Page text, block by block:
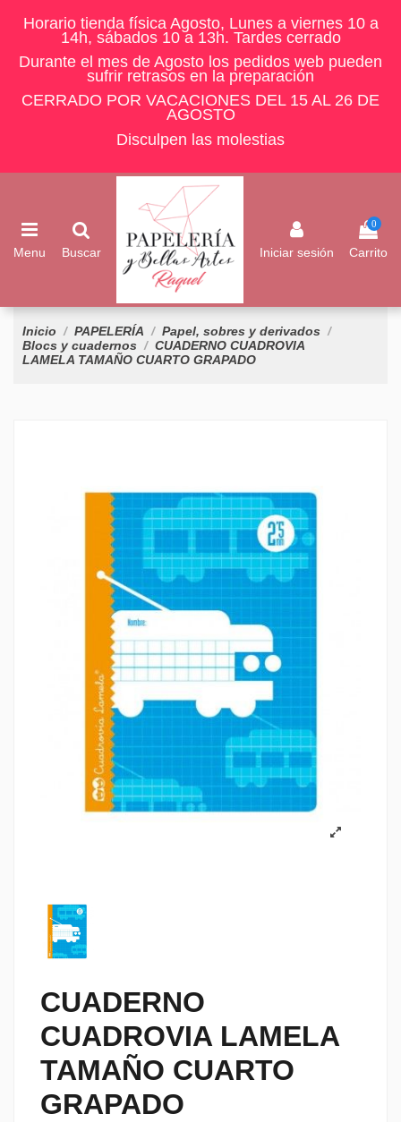
Horario tienda física Agosto, Lunes a viernes 10 a
14h, sábados 10 a 13h. Tardes cerrado
Durante el mes de Agosto los pedidos web pueden
sufrir retrasos en la preparación
CERRADO POR VACACIONES DEL 15 AL 26 DE
AGOSTO
Disculpen las molestias
Menu Buscar Iniciar sesión
0
Carrito
Inicio PAPELERÍA
Papel, sobres y derivados
Blocs y cuadernos
CUADERNO CUADROVIA
LAMELA TAMAÑO CUARTO GRAPADO
CUADERNO
CUADROVIA LAMELA
TAMAÑO CUARTO
GRAPADO